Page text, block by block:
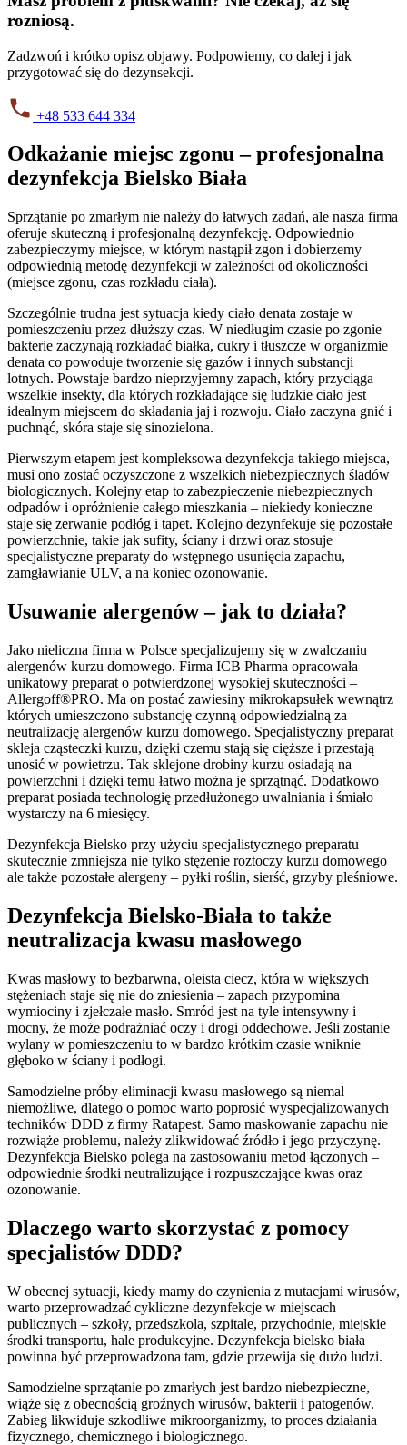
rozniosą.
Zadzwoń i krótko opisz objawy. Podpowiemy, co dalej i jak
przygotować się do dezynsekcji.
+48 533 644 334
Odkażanie miejsc zgonu – profesjonalna
dezynfekcja Bielsko Biała
Sprzątanie po zmarłym nie należy do łatwych zadań, ale nasza firma
oferuje skuteczną i profesjonalną dezynfekcję. Odpowiednio
zabezpieczymy miejsce, w którym nastąpił zgon i dobierzemy
odpowiednią metodę dezynfekcji w zależności od okoliczności
(miejsce zgonu, czas rozkładu ciała).
Szczególnie trudna jest sytuacja kiedy ciało denata zostaje w
pomieszczeniu przez dłuższy czas. W niedługim czasie po zgonie
bakterie zaczynają rozkładać białka, cukry i tłuszcze w organizmie
denata co powoduje tworzenie się gazów i innych substancji
lotnych. Powstaje bardzo nieprzyjemny zapach, który przyciąga
wszelkie insekty, dla których rozkładające się ludzkie ciało jest
idealnym miejscem do składania jaj i rozwoju. Ciało zaczyna gnić i
puchnąć, skóra staje się sinozielona.
Pierwszym etapem jest kompleksowa dezynfekcja takiego miejsca,
musi ono zostać oczyszczone z wszelkich niebezpiecznych śladów
biologicznych. Kolejny etap to zabezpieczenie niebezpiecznych
odpadów i opróżnienie całego mieszkania – niekiedy konieczne
staje się zerwanie podłóg i tapet. Kolejno dezynfekuje się pozostałe
powierzchnie, takie jak sufity, ściany i drzwi oraz stosuje
specjalistyczne preparaty do wstępnego usunięcia zapachu,
zamgławianie ULV, a na koniec ozonowanie.
Usuwanie alergenów – jak to działa?
Jako nieliczna firma w Polsce specjalizujemy się w zwalczaniu
alergenów kurzu domowego. Firma ICB Pharma opracowała
unikatowy preparat o potwierdzonej wysokiej skuteczności –
Allergoff®PRO. Ma on postać zawiesiny mikrokapsułek wewnątrz
których umieszczono substancję czynną odpowiedzialną za
neutralizację alergenów kurzu domowego. Specjalistyczny preparat
skleja cząsteczki kurzu, dzięki czemu stają się cięższe i przestają
unosić w powietrzu. Tak sklejone drobiny kurzu osiadają na
powierzchni i dzięki temu łatwo można je sprzątnąć. Dodatkowo
preparat posiada technologię przedłużonego uwalniania i śmiało
wystarczy na 6 miesięcy.
Dezynfekcja Bielsko przy użyciu specjalistycznego preparatu
skutecznie zmniejsza nie tylko stężenie roztoczy kurzu domowego
ale także pozostałe alergeny – pyłki roślin, sierść, grzyby pleśniowe.
Dezynfekcja Bielsko-Biała to także
neutralizacja kwasu masłowego
Kwas masłowy to bezbarwna, oleista ciecz, która w większych
stężeniach staje się nie do zniesienia – zapach przypomina
wymiociny i zjełczałe masło. Smród jest na tyle intensywny i
mocny, że może podrażniać oczy i drogi oddechowe. Jeśli zostanie
wylany w pomieszczeniu to w bardzo krótkim czasie wniknie
głęboko w ściany i podłogi.
Samodzielne próby eliminacji kwasu masłowego są niemal
niemożliwe, dlatego o pomoc warto poprosić wyspecjalizowanych
techników DDD z firmy Ratapest. Samo maskowanie zapachu nie
rozwiąże problemu, należy zlikwidować źródło i jego przyczynę.
Dezynfekcja Bielsko polega na zastosowaniu metod łączonych –
odpowiednie środki neutralizujące i rozpuszczające kwas oraz
ozonowanie.
Dlaczego warto skorzystać z pomocy
specjalistów DDD?
W obecnej sytuacji, kiedy mamy do czynienia z mutacjami wirusów,
warto przeprowadzać cykliczne dezynfekcje w miejscach
publicznych – szkoły, przedszkola, szpitale, przychodnie, miejskie
środki transportu, hale produkcyjne. Dezynfekcja bielsko biała
powinna być przeprowadzona tam, gdzie przewija się dużo ludzi.
Samodzielne sprzątanie po zmarłych jest bardzo niebezpieczne,
wiąże się z obecnością groźnych wirusów, bakterii i patogenów.
Zabieg likwiduje szkodliwe mikroorganizmy, to proces działania
fizycznego, chemicznego i biologicznego.